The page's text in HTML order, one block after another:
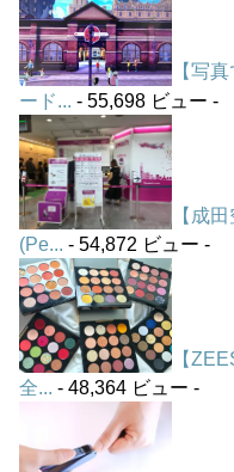
【写
ード... - 55,698 ビュー -
【成
(Pe... - 54,872 ビュー -
【
全... - 48,364 ビュー -